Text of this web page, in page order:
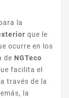
la
que le
ocurre en los
de NGTeco
facilita el
través de la
la